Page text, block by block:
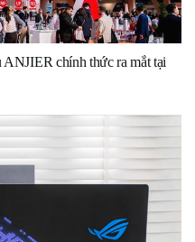
chính thức ra mắt tại